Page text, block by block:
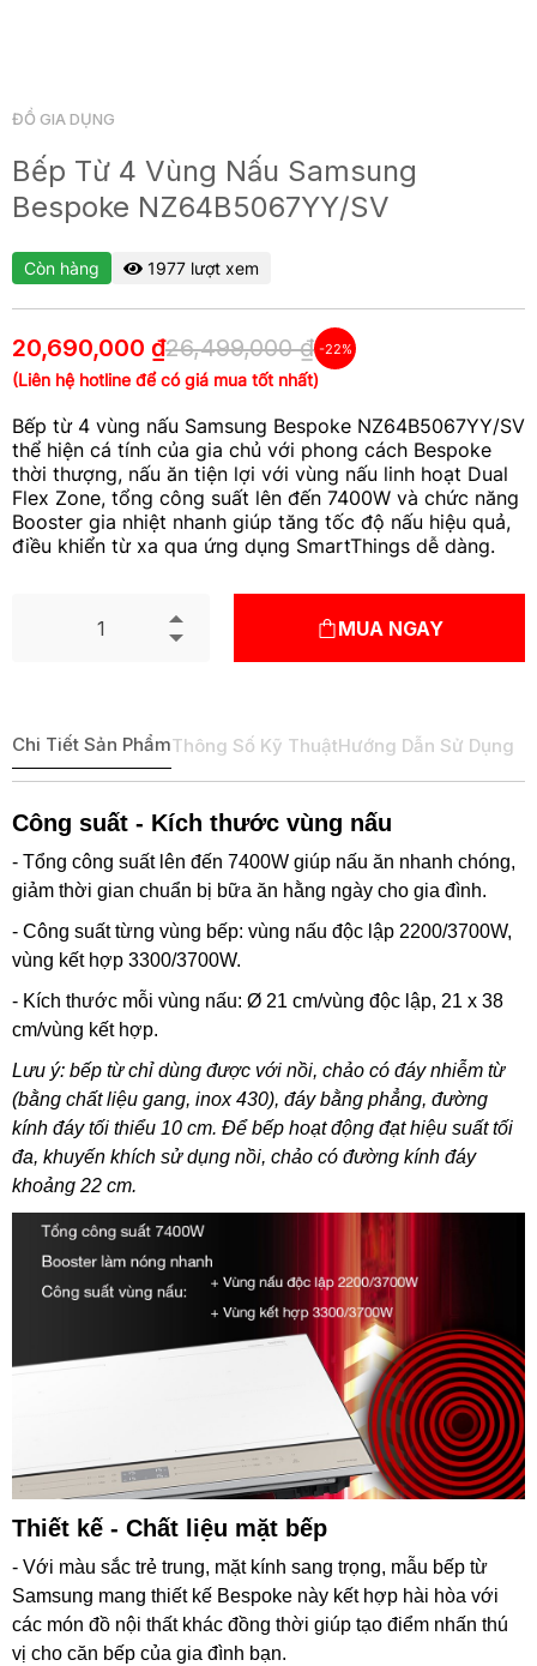
ĐỒ GIA DỤNG
Bếp Từ 4 Vùng Nấu Samsung
Bespoke NZ64B5067YY/SV
Còn hàng 1977 lượt xem
20,690,000 ₫26,499,000 ₫ -22%
(Liên hệ hotline để có giá mua tốt nhất)
Bếp từ 4 vùng nấu Samsung Bespoke NZ64B5067YY/SV
thể hiện cá tính của gia chủ với phong cách Bespoke
thời thượng, nấu ăn tiện lợi với vùng nấu linh hoạt Dual
Flex Zone, tổng công suất lên đến 7400W và chức năng
Booster gia nhiệt nhanh giúp tăng tốc độ nấu hiệu quả,
điều khiển từ xa qua ứng dụng SmartThings dễ dàng.
MUA NGAY
Chi Tiết Sản PhẩmThông Số Kỹ ThuậtHướng Dẫn Sử Dụng
Công suất - Kích thước vùng nấu
- Tổng công suất lên đến 7400W giúp nấu ăn nhanh chóng,
giảm thời gian chuẩn bị bữa ăn hằng ngày cho gia đình.
- Công suất từng vùng bếp: vùng nấu độc lập 2200/3700W,
vùng kết hợp 3300/3700W.
- Kích thước mỗi vùng nấu: Ø 21 cm/vùng độc lập, 21 x 38
cm/vùng kết hợp.
Lưu ý: bếp từ chỉ dùng được với nồi, chảo có đáy nhiễm từ
(bằng chất liệu gang, inox 430), đáy bằng phẳng, đường
kính đáy tối thiểu 10 cm. Để bếp hoạt động đạt hiệu suất tối
đa, khuyến khích sử dụng nồi, chảo có đường kính đáy
khoảng 22 cm.
Thiết kế - Chất liệu mặt bếp
- Với màu sắc trẻ trung, mặt kính sang trọng, mẫu bếp từ
Samsung mang thiết kế Bespoke này kết hợp hài hòa với
các món đồ nội thất khác đồng thời giúp tạo điểm nhấn thú
vị cho căn bếp của gia đình bạn.